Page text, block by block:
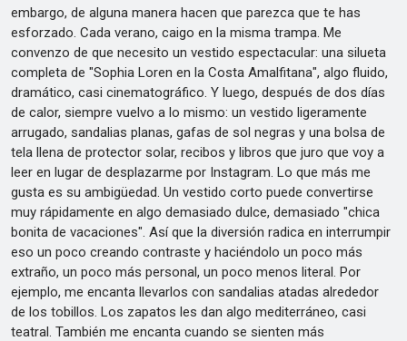
embargo, de alguna manera hacen que parezca que te has
esforzado. Cada verano, caigo en la misma trampa. Me
convenzo de que necesito un vestido espectacular: una silueta
completa de "Sophia Loren en la Costa Amalfitana", algo fluido,
dramático, casi cinematográfico. Y luego, después de dos días
de calor, siempre vuelvo a lo mismo: un vestido ligeramente
arrugado, sandalias planas, gafas de sol negras y una bolsa de
tela llena de protector solar, recibos y libros que juro que voy a
leer en lugar de desplazarme por Instagram. Lo que más me
gusta es su ambigüedad. Un vestido corto puede convertirse
muy rápidamente en algo demasiado dulce, demasiado "chica
bonita de vacaciones". Así que la diversión radica en interrumpir
eso un poco creando contraste y haciéndolo un poco más
extraño, un poco más personal, un poco menos literal. Por
ejemplo, me encanta llevarlos con sandalias atadas alrededor
de los tobillos. Los zapatos les dan algo mediterráneo, casi
teatral. También me encanta cuando se sienten más